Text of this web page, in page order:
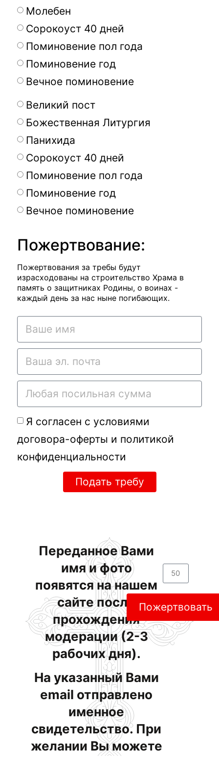
Молебен
Сорокоуст 40 дней
Поминовение пол года
Поминовение год
Вечное поминовение
Великий пост
Божественная Литургия
Панихида
Сорокоуст 40 дней
Поминовение пол года
Поминовение год
Вечное поминовение
Пожертвование:
Пожертвования за требы будут
израсходованы на строительство Храма в
память о защитниках Родины, о воинах -
каждый день за нас ныне погибающих.
Я согласен с условиями
договора-оферты и политикой
конфиденциальности
Подать требу
Переданное Вами
имя и фото
появятся на нашем
сайте после
прохождения
модерации (2-3
рабочих дня).
На указанный Вами
email отправлено
именное
свидетельство. При
желании Вы можете
Пожертвовать